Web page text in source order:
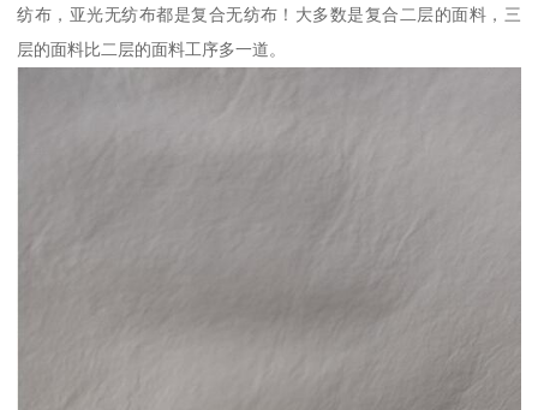
纺布，亚光无纺布都是复合无纺布！大多数是复合二层的面料，三
层的面料比二层的面料工序多一道。